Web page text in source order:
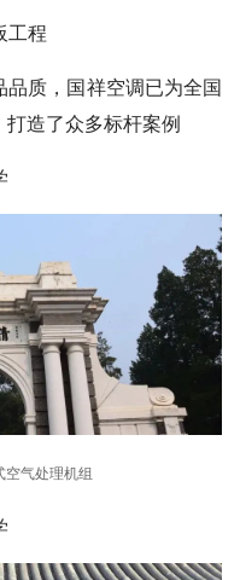
工程
质，国祥空调已为全国
造了众多标杆案例
气处理机组